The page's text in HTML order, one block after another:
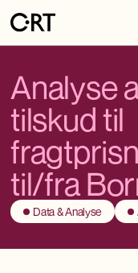
Analyse
tilskud til
til/fra
Data & Analyse